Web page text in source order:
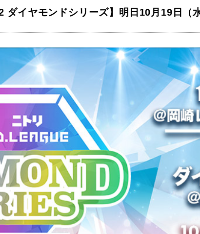
ダイヤモンドシリーズ】明日10月19日（